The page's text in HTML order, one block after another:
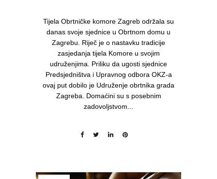
Tijela Obrtničke komore Zagreb održala su
danas svoje sjednice u Obrtnom domu u
Zagrebu. Riječ je o nastavku tradicije
zasjedanja tijela Komore u svojim
udruženjima. Priliku da ugosti sjednice
Predsjedništva i Upravnog odbora OKZ-a
ovaj put dobilo je Udruženje obrtnika grada
Zagreba. Domaćini su s posebnim
zadovoljstvom...